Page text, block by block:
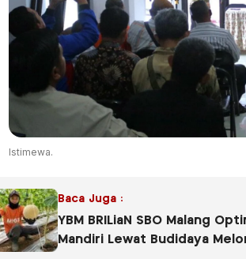
Istimewa.
Baca Juga :
YBM BRILiaN SBO Malang
Mandiri Lewat Budidaya